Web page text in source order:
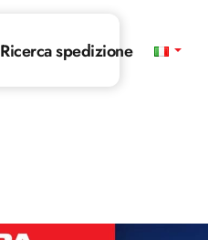
Ricerca spedizione